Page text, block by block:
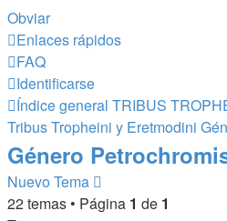
Obviar
Enlaces rápidos
FAQ
Identificarse
Índice general TRIBUS
Tribus Tropheini y Eretmodini
Género
Nuevo Tema
22 temas • Página 1 de 1